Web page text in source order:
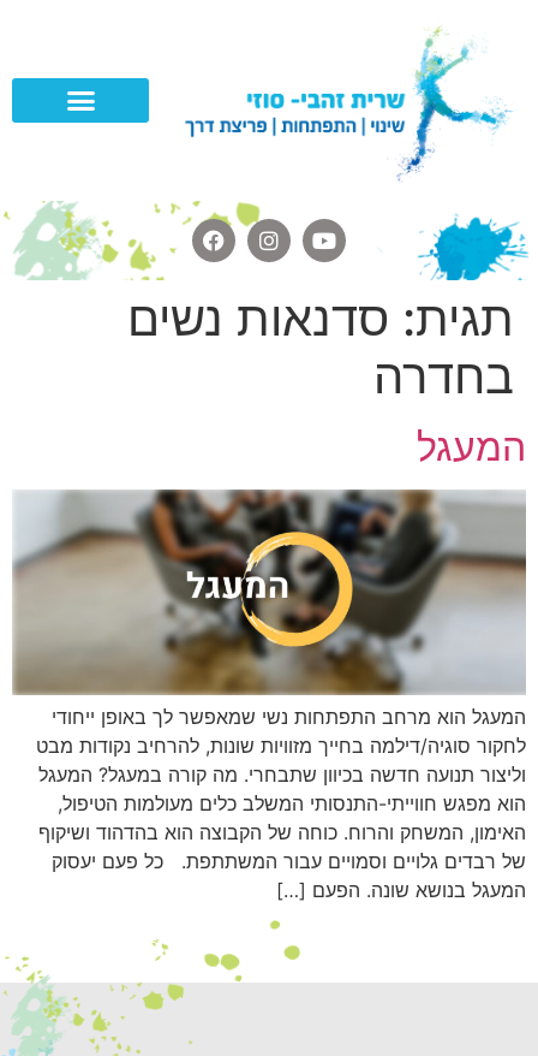
תגית: סדנאות נשים
בחדרה
המעגל
המעגל הוא מרחב התפתחות נשי שמאפשר לך באופן ייחודי
לחקור סוגיה/דילמה בחייך מזוויות שונות, להרחיב נקודות מבט
וליצור תנועה חדשה בכיוון שתבחרי. מה קורה במעגל? המעגל
הוא מפגש חווייתי-התנסותי המשלב כלים מעולמות הטיפול,
האימון, המשחק והרוח. כוחה של הקבוצה הוא בהדהוד ושיקוף
של רבדים גלויים וסמויים עבור המשתתפת. כל פעם יעסוק
המעגל בנושא שונה. הפעם […]